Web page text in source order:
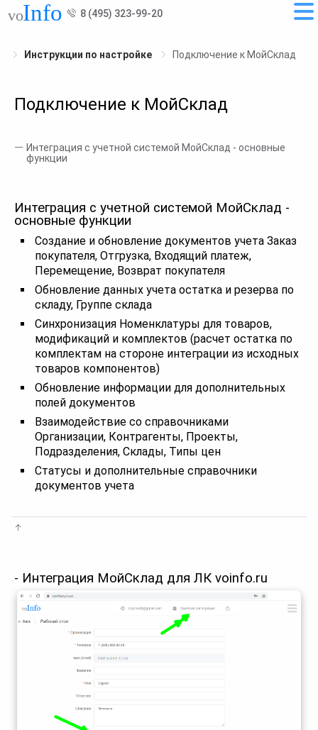
8 (495) 323-99-20
Инструкции по настройке Подключение к МойСклад
Подключение к МойСклад
Интеграция с учетной системой МойСклад - основные
функции
Интеграция с учетной системой МойСклад -
основные функции
Создание и обновление документов учета Заказ
покупателя, Отгрузка, Входящий платеж,
Перемещение, Возврат покупателя
Обновление данных учета остатка и резерва по
складу, Группе склада
Синхронизация Номенклатуры для товаров,
модификаций и комплектов (расчет остатка по
комплектам на стороне интеграции из исходных
товаров компонентов)
Обновление информации для дополнительных
полей документов
Взаимодействие со справочниками
Организации, Контрагенты, Проекты,
Подразделения, Склады, Типы цен
Статусы и дополнительные справочники
документов учета
- Интеграция МойСклад для ЛК voinfo.ru